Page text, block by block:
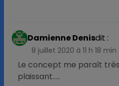
Damienne Denisdit :
8 juillet 2020 à 11 h 18 min
Le concept me paraît
plaissant…..